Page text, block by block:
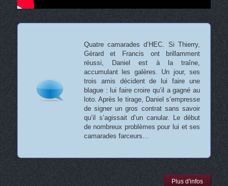
Quatre camarades d’HEC. Si Thierry,
Gérard et Francis ont brillamment
réussi, Daniel est à la traîne,
accumulant les galères. Un jour, ses
trois amis décident de lui faire une
blague : lui faire croire qu’il a gagné au
loto. Après le tirage, Daniel s’empresse
de signer un gros contrat sans savoir
qu’il s’agissait d’un canular. Le début
de nombreux problèmes pour lui et ses
camarades farceurs…
Plus d'infos